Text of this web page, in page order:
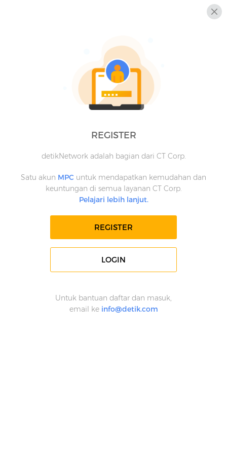
REGISTER
detikNetwork adalah bagian dari CT Corp.
Satu akun MPC untuk mendapatkan kemudahan dan
keuntungan di semua layanan CT Corp.
Pelajari lebih lanjut.
REGISTER
LOGIN
Untuk bantuan daftar dan masuk,
email ke info@detik.com